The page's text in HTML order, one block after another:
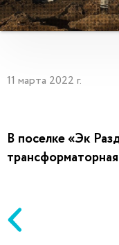
11 марта 2022 г.
В поселке «Эк